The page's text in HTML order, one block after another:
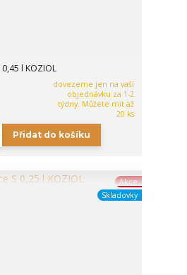
0,45 l KOZIOL
dovezeme jen na vaší
objednávku za 1-2
týdny. Můžete mít až
20 ks
Přidat do košíku
Akce
Skladovky